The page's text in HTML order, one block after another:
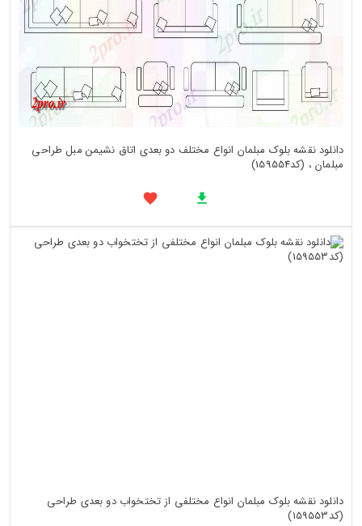
دانلود نقشه بلوک مبلمان انواع مختلف دو بعدی اتاق نشیمن مبل طراحی
مبلمان ، (کد159554)
دانلود نقشه بلوک مبلمان انواع مختلفی از تختخواب دو بعدی طراحی
(کد159553)